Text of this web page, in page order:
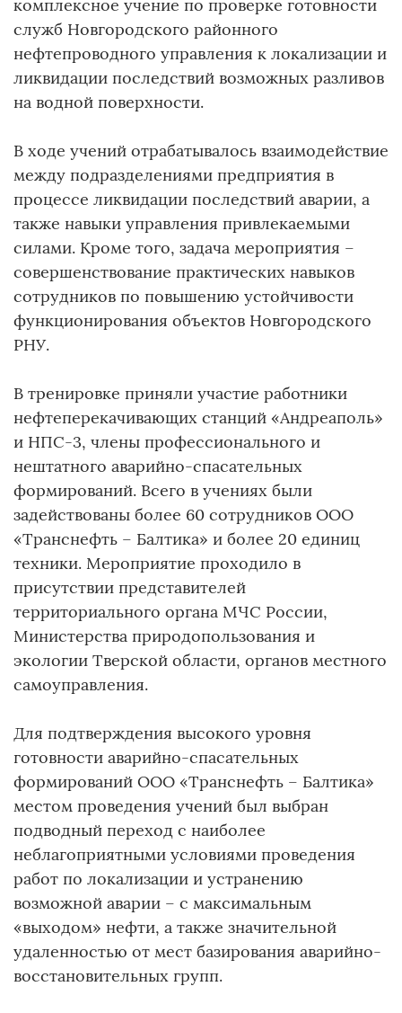
комплексное учение по проверке готовности
служб Новгородского районного
нефтепроводного управления к локализации и
ликвидации последствий возможных разливов
на водной поверхности.
В ходе учений отрабатывалось взаимодействие
между подразделениями предприятия в
процессе ликвидации последствий аварии, а
также навыки управления привлекаемыми
силами. Кроме того, задача мероприятия –
совершенствование практических навыков
сотрудников по повышению устойчивости
функционирования объектов Новгородского
РНУ.
В тренировке приняли участие работники
нефтеперекачивающих станций «Андреаполь»
и НПС-3, члены профессионального и
нештатного аварийно-спасательных
формирований. Всего в учениях были
задействованы более 60 сотрудников ООО
«Транснефть – Балтика» и более 20 единиц
техники. Мероприятие проходило в
присутствии представителей
территориального органа МЧС России,
Министерства природопользования и
экологии Тверской области, органов местного
самоуправления.
Для подтверждения высокого уровня
готовности аварийно-спасательных
формирований ООО «Транснефть – Балтика»
местом проведения учений был выбран
подводный переход с наиболее
неблагоприятными условиями проведения
работ по локализации и устранению
возможной аварии – с максимальным
«выходом» нефти, а также значительной
удаленностью от мест базирования аварийно-
восстановительных групп.